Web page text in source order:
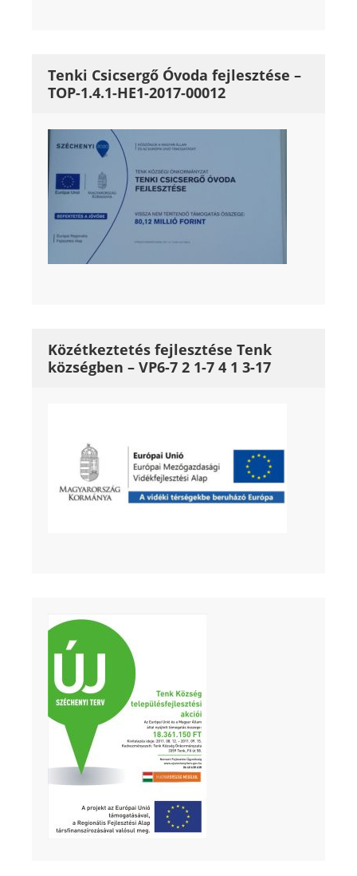
Tenki Csicsergő Óvoda fejlesztése –
TOP-1.4.1-HE1-2017-00012
Közétkeztetés fejlesztése Tenk
községben – VP6-7 2 1-7 4 1 3-17